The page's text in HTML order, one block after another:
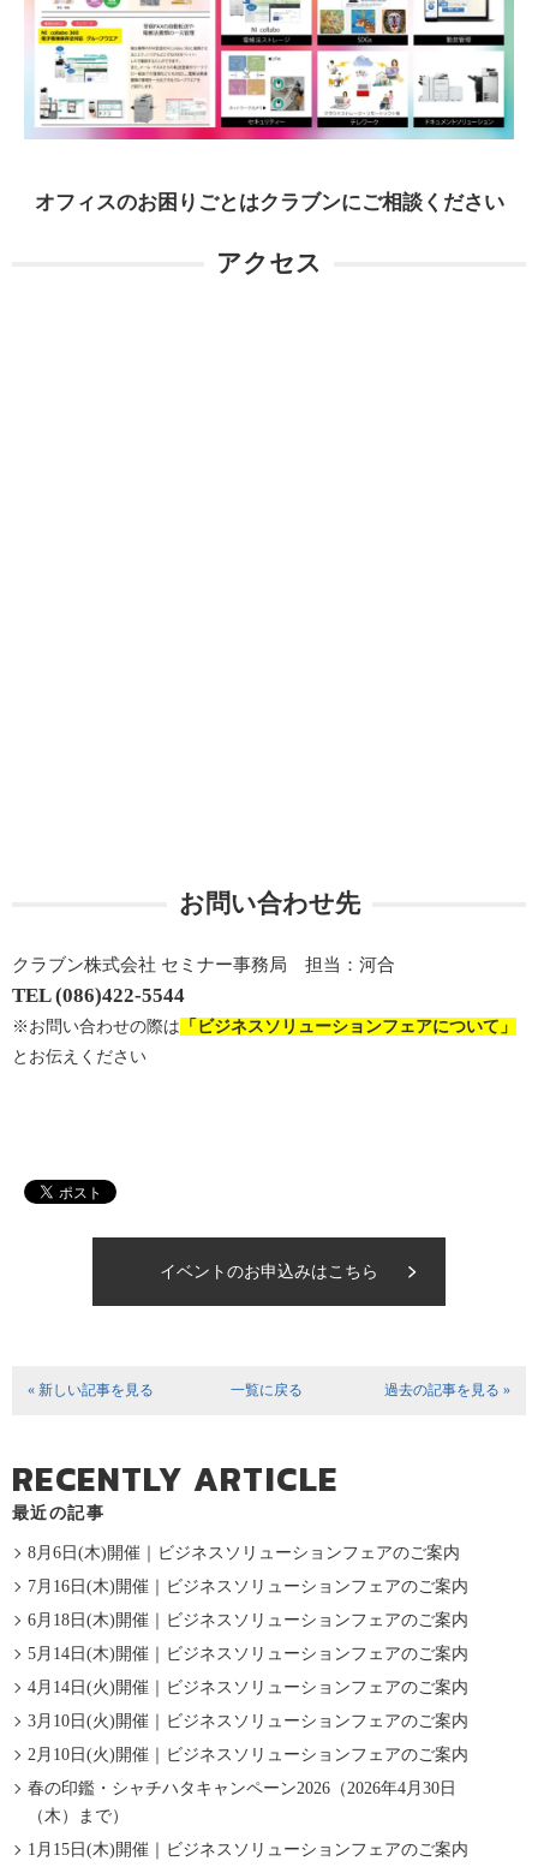
オフィスのお困りごとはクラブンにご相談ください
アクセス
お問い合わせ先
クラブン株式会社 セミナー事務局 担当：河合
TEL (086)422-5544
※お問い合わせの際は 「ビジネスソリューションフェアについて」
とお伝えください
イベントのお申込みはこちら
« 新しい記事を見る 一覧に戻る 過去の記事を見る »
RECENTLY ARTICLE
最近の記事
8月6日(木)開催｜ビジネスソリューションフェアのご案内
7月16日(木)開催｜ビジネスソリューションフェアのご案内
6月18日(木)開催｜ビジネスソリューションフェアのご案内
5月14日(木)開催｜ビジネスソリューションフェアのご案内
4月14日(火)開催｜ビジネスソリューションフェアのご案内
3月10日(火)開催｜ビジネスソリューションフェアのご案内
2月10日(火)開催｜ビジネスソリューションフェアのご案内
春の印鑑・シャチハタキャンペーン2026（2026年4月30日
（木）まで）
1月15日(木)開催｜ビジネスソリューションフェアのご案内